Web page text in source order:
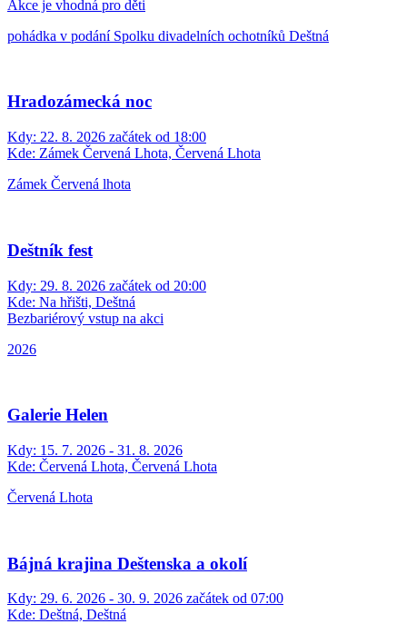
Akce je vhodná pro děti
pohádka v podání Spolku divadelních ochotníků Deštná
Hradozámecká noc
Kdy: 22. 8. 2026 začátek od 18:00
Kde: Zámek Červená Lhota, Červená Lhota
Zámek Červená lhota
Deštník fest
Kdy: 29. 8. 2026 začátek od 20:00
Kde: Na hřišti, Deštná
Bezbariérový vstup na akci
2026
Galerie Helen
Kdy: 15. 7. 2026 - 31. 8. 2026
Kde: Červená Lhota, Červená Lhota
Červená Lhota
Bájná krajina Deštenska a okolí
Kdy: 29. 6. 2026 - 30. 9. 2026 začátek od 07:00
Kde: Deštná, Deštná